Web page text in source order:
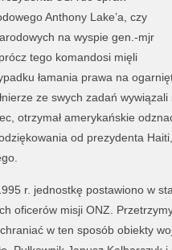
Anthony Lake’a, czy
na wyspie gen.-mjr
tego komandosi mięli
łamania prawa na
ze swych zadań
otrzymał amerykańskie
od prezydenta
r. jednostkę postawiono w
oficerów misji ONZ.
w ten sposób obiekty